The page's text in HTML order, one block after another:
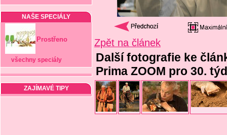
NAŠE SPECIÁLY
Prostřeno
všechny speciály
ZAJÍMAVÉ TIPY
Zpět na článek
Další fotografie ke
Prima ZOOM pro 30.